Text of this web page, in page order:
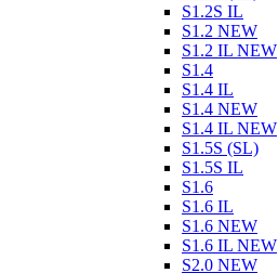
S1.2S IL
S1.2 NEW
S1.2 IL NEW
S1.4
S1.4 IL
S1.4 NEW
S1.4 IL NEW
S1.5S (SL)
S1.5S IL
S1.6
S1.6 IL
S1.6 NEW
S1.6 IL NEW
S2.0 NEW